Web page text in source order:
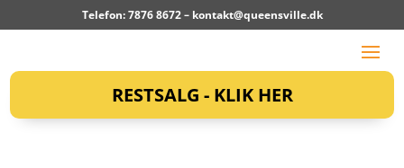
Telefon: 7876 8672 – kontakt@queensville.dk
RESTSALG - KLIK HER